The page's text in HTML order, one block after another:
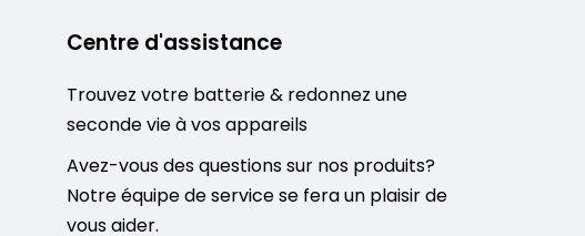
Centre d'assistance
Trouvez votre batterie & redonnez une
seconde vie à vos appareils
Avez-vous des questions sur nos produits?
Notre équipe de service se fera un plaisir de
vous aider.